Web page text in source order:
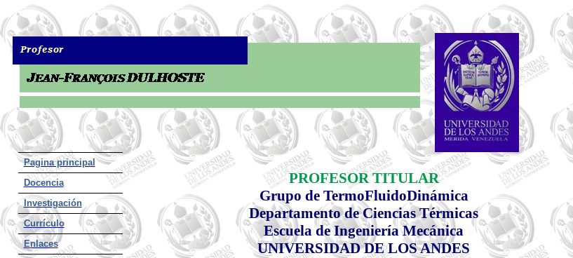
Pagina principal
PROFESOR TITULAR
Grupo de TermoFluidoDinámica
Departamento de Ciencias Térmicas
Escuela de Ingeniería Mecánica
UNIVERSIDAD DE LOS ANDES
Docencia
Investigación
Currículo
Enlaces